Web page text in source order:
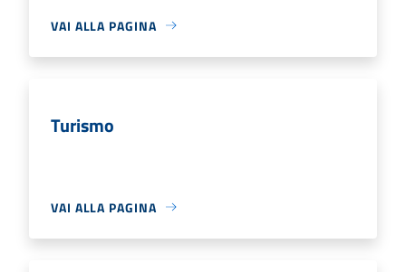
VAI ALLA PAGINA
Turismo
VAI ALLA PAGINA